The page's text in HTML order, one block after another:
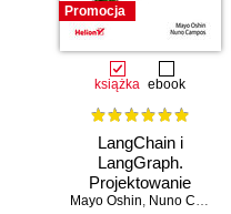
Promocja
książka ebook
LangChain i
LangGraph.
Projektowanie
aplikacji opartych
Mayo Oshin, Nuno Campos